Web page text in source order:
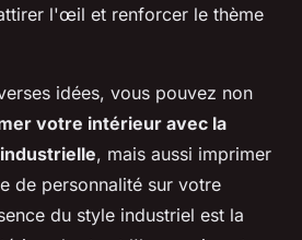
l'œil et renforcer le thème
idées, vous pouvez non
votre intérieur avec la
, mais aussi imprimer
de personnalité sur votre
du style industriel est la